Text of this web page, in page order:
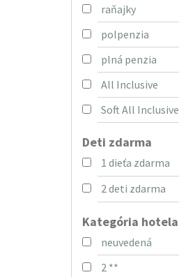
raňajky
polpenzia
plná penzia
All Inclusive
Soft All Inclusive
Deti zdarma
1 dieťa zdarma
2 deti zdarma
Kategória hotela
neuvedená
2 **